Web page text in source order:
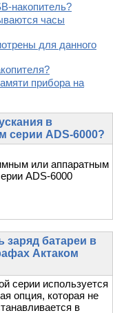
накопитель?
часы
для данного
прибора на
в
серии ADS-6000?
или аппаратным
ADS-6000
заряд батареи в
Актаком
серии используется
опция, которая не
в